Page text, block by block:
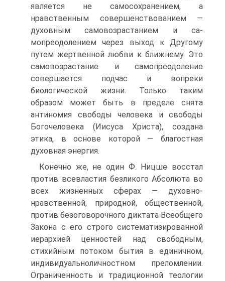
является не самосохранением, а
нравственным совершенствованием —
духовным самовозрастанием и са-
мопреодолением через выход к Другому
путем жертвенной любви к ближнему. Это
самовозрастание и самопреодоление
совершается подчас и вопреки
биологической жизни. Только таким
образом может быть в пределе снята
антиномия свободы человека и свободы
Богочеловека (Иисуса Христа), создана
этика, в основе которой — благостная
духовная энергия.
Конечно же, не один Ф. Ницше восстал
против всевластия безликого Абсолюта во
всех жизненных сферах — духовно-
нравственной, природной, общественной,
против безоговорочного диктата Всеобщего
Закона с его строго систематизированной
иерархией ценностей над свободным,
стихийным потоком бытия в единичном,
индивидуальноличностном преломлении.
Ограниченность и традиционной теологии